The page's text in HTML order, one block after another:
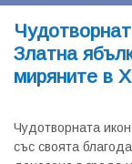
Златна
миряните в
Чудотворната
със своята